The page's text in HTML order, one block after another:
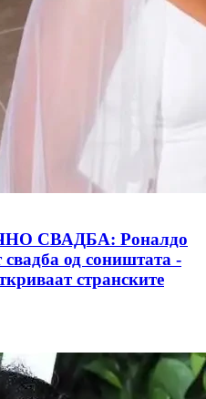
СВАДБА: Роналдо
од соништата -
странските